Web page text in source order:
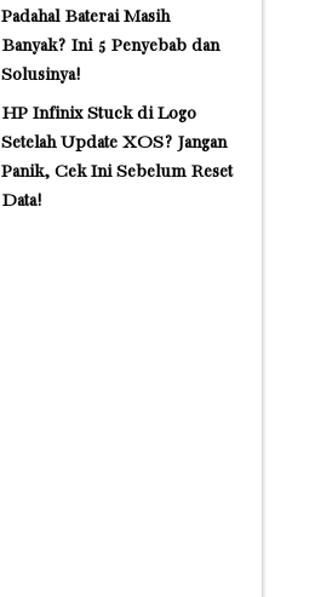
Padahal Baterai Masih
Banyak? Ini 5 Penyebab dan
Solusinya!
HP Infinix Stuck di Logo
Setelah Update XOS? Jangan
Panik, Cek Ini Sebelum Reset
Data!